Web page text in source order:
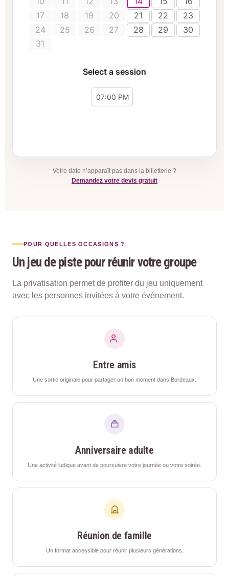
Votre date n’apparaît pas dans la billetterie ?
Demandez votre devis gratuit
POUR QUELLES OCCASIONS ?
Un jeu de piste pour réunir votre groupe
La privatisation permet de profiter du jeu uniquement
avec les personnes invitées à votre événement.
Entre amis
Une sortie originale pour partager un bon moment dans Bordeaux.
Anniversaire adulte
Une activité ludique avant de poursuivre votre journée ou votre soirée.
Réunion de famille
Un format accessible pour réunir plusieurs générations.